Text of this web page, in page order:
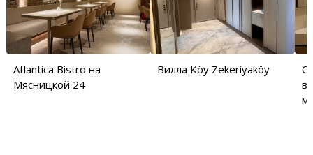
Atlantica Bistro на
Мясницкой 24
Вилла Köy Zekeriyaköy